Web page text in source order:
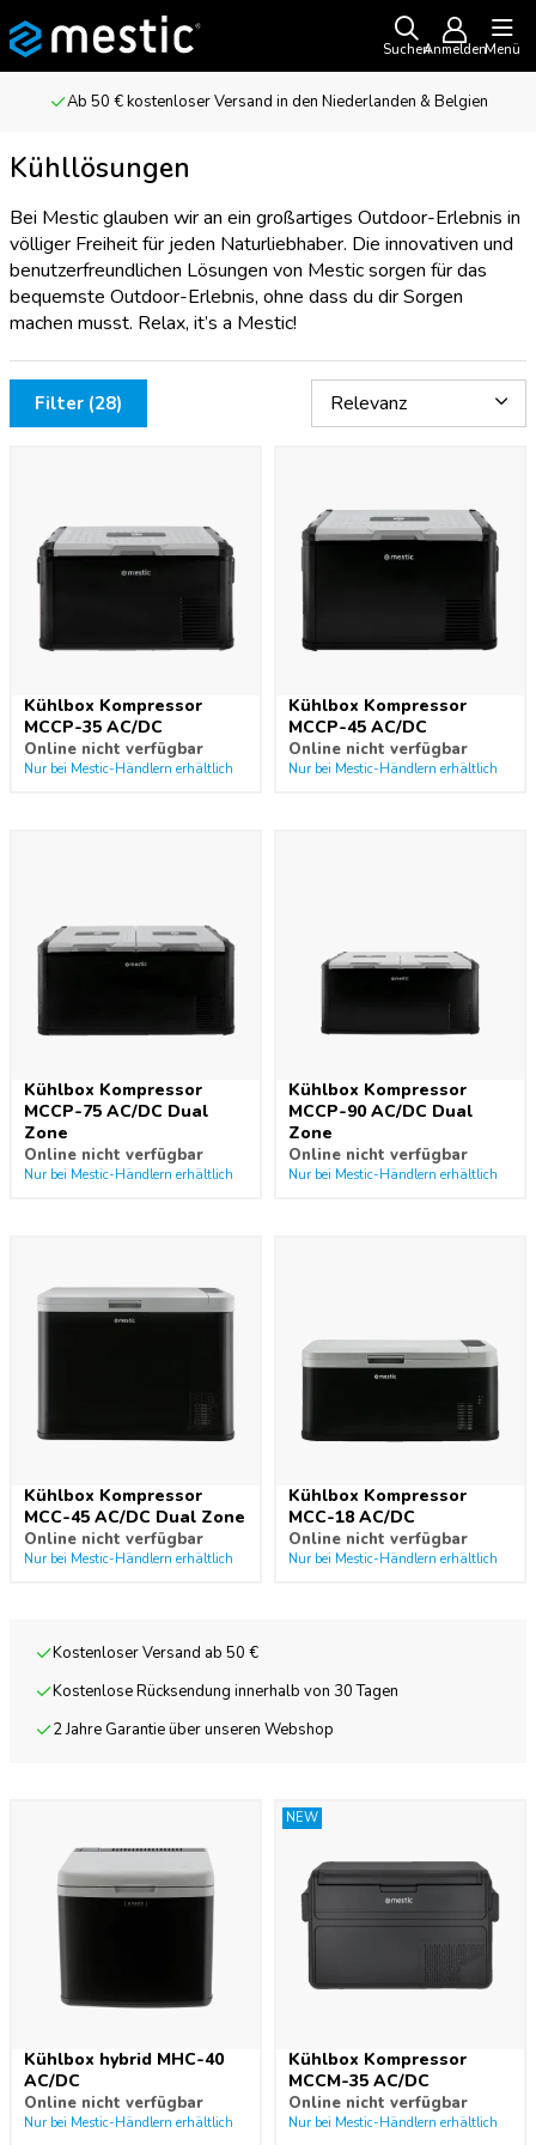
SuchenAnmeldenMenü
Ab 50 € kostenloser Versand in den Niederlanden & Belgien
Kühllösungen
Bei Mestic glauben wir an ein großartiges Outdoor-Erlebnis in
völliger Freiheit für jeden Naturliebhaber. Die innovativen und
benutzerfreundlichen Lösungen von Mestic sorgen für das
bequemste Outdoor-Erlebnis, ohne dass du dir Sorgen
machen musst. Relax, it’s a Mestic!
Filter (28)
Kühlbox Kompressor
MCCP-35 AC/DC
Online nicht verfügbar
Nur bei Mestic-Händlern erhältlich
Kühlbox Kompressor
MCCP-45 AC/DC
Online nicht verfügbar
Nur bei Mestic-Händlern erhältlich
Kühlbox Kompressor
MCCP-75 AC/DC Dual
Zone
Online nicht verfügbar
Nur bei Mestic-Händlern erhältlich
Kühlbox Kompressor
MCCP-90 AC/DC Dual
Zone
Online nicht verfügbar
Nur bei Mestic-Händlern erhältlich
Kühlbox Kompressor
MCC-45 AC/DC Dual Zone
Online nicht verfügbar
Nur bei Mestic-Händlern erhältlich
Kühlbox Kompressor
MCC-18 AC/DC
Online nicht verfügbar
Nur bei Mestic-Händlern erhältlich
Kostenloser Versand ab 50 €
Kostenlose Rücksendung innerhalb von 30 Tagen
2 Jahre Garantie über unseren Webshop
Kühlbox hybrid MHC-40
AC/DC
Online nicht verfügbar
Nur bei Mestic-Händlern erhältlich
NEW
Kühlbox Kompressor
MCCM-35 AC/DC
Online nicht verfügbar
Nur bei Mestic-Händlern erhältlich